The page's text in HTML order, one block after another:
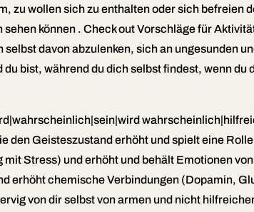
zu wollen sich zu enthalten oder sich befreien
können . Check out Vorschläge für
davon abzulenken, sich an ungesunden
bist, während du dich selbst findest, wenn
den Geisteszustand erhöht und spielt eine
Stress) und erhöht und behält Emotionen
erhöht chemische Verbindungen (Dopamin,
von dir selbst von armen und nicht